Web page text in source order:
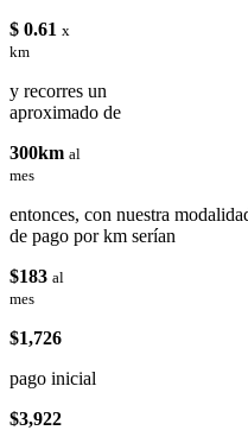
$ 0.61 x
km
y recorres un
aproximado de
300km al
mes
entonces, con nuestra
de pago por km serían
$183 al
mes
$1,726
pago inicial
$3,922